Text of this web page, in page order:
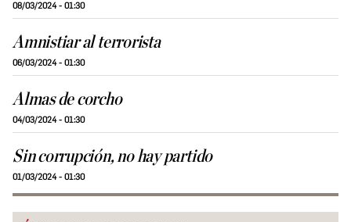
08/03/2024 - 01:30
Amnistiar al terrorista
06/03/2024 - 01:30
Almas de corcho
04/03/2024 - 01:30
Sin corrupción, no hay partido
01/03/2024 - 01:30